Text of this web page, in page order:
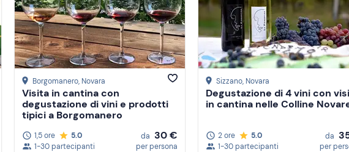
Borgomanero, Novara
Visita in cantina con
degustazione di vini e prodotti
tipici a Borgomanero
1,5 ore
5.0
1-30 partecipanti
da 30 €
per persona
Sizzano, Novara
Degustazione di 4 vini con
in cantina nelle Colline
2 ore
5.0
1-30 partecipanti
da
per